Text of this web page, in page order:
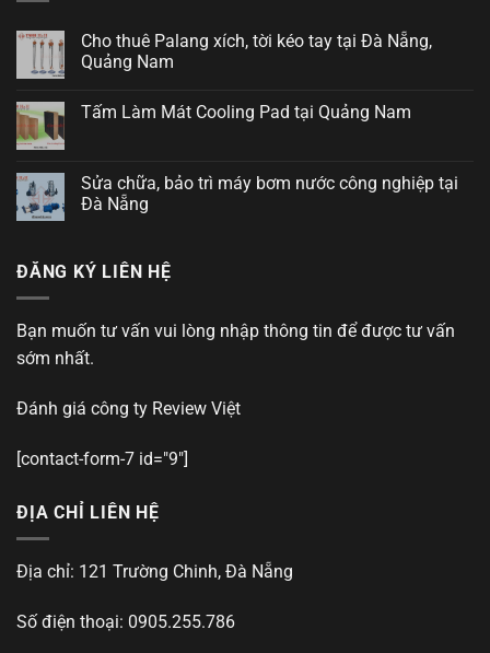
Cho thuê Palang xích, tời kéo tay tại Đà Nẵng,
Quảng Nam
Tấm Làm Mát Cooling Pad tại Quảng Nam
Sửa chữa, bảo trì máy bơm nước công nghiệp tại
Đà Nẵng
ĐĂNG KÝ LIÊN HỆ
Bạn muốn tư vấn vui lòng nhập thông tin để được tư vấn
sớm nhất.
Đánh giá công ty Review Việt
[contact-form-7 id="9"]
ĐỊA CHỈ LIÊN HỆ
Địa chỉ: 121 Trường Chinh, Đà Nẵng
Số điện thoại: 0905.255.786